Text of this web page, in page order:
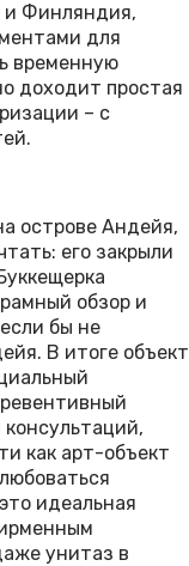
и Финляндия,
для
временную
доходит простая
– с
острове Андейя,
его закрыли
обзор и
бы не
В итоге объект
как арт-объект
идеальная
унитаз в